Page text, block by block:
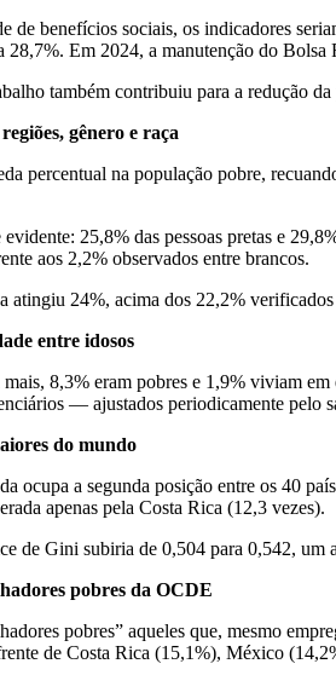
de benefícios sociais, os indicadores
28,7%. Em 2024, a manutenção do
também contribuiu para a redução
gênero e raça
percentual na população pobre,
25,8% das pessoas pretas e
aos 2,2% observados entre brancos.
atingiu 24%, acima dos 22,2%
entre idosos
8,3% eram pobres e 1,9% viviam
— ajustados periodicamente
do mundo
ocupa a segunda posição entre os 40
apenas pela Costa Rica (12,3 vezes).
de Gini subiria de 0,504 para 0,542,
pobres da OCDE
pobres” aqueles que, mesmo
de Costa Rica (15,1%), México